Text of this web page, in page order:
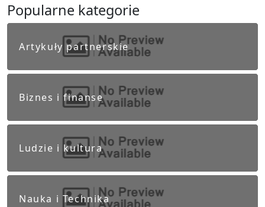
Popularne kategorie
Artykuły partnerskie
Biznes i finanse
Ludzie i kultura
Nauka i Technika